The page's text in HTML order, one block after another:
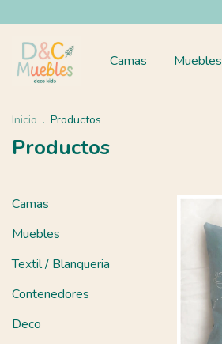
Camas Muebles
Inicio . Productos
Productos
Camas
Muebles
Textil / Blanqueria
Contenedores
Deco